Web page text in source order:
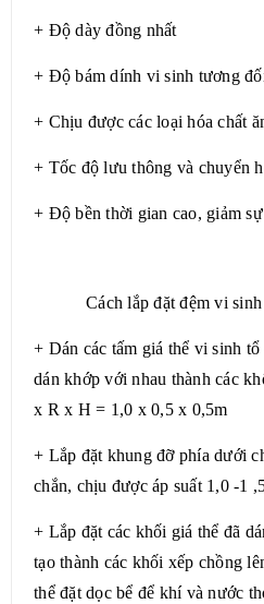
+ Độ dày đồng nhất
+ Độ bám dính vi sinh tương
+ Chịu được các loại hóa chất
+ Tốc độ lưu thông và chuyển
+ Độ bền thời gian cao, giảm sự
Cách lắp đặt đệm vi
+ Dán các tấm giá thể vi sinh
dán khớp với nhau thành các
x R x H = 1,0 x 0,5 x 0,5m
+ Lắp đặt khung đỡ phía dưới
chắn, chịu được áp suất 1,0 -1
+ Lắp đặt các khối giá thể đã
tạo thành các khối xếp chồng
thể đặt dọc bể để khí và nước